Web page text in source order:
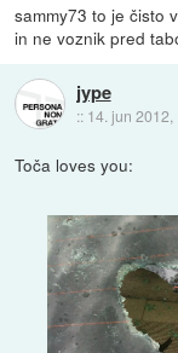
sammy73 to je čisto
in ne voznik pred
jype
:: 14. jun 2012,
Toča loves you: